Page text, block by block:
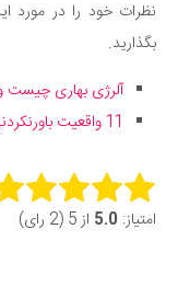
نظرات خود را در مورد
بگذارید.
آلرژی بهاری چیست و
11 واقعیت باورنکردنی درباره مک دونالد
Rate this item:
امتیاز: 5.0 از 5 (2 رای)